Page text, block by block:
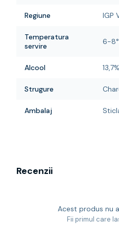
Regiune IGP
Temperatura
servire
6-
Alcool 13,7%
Strugure
Ambalaj
Recenzii
Acest produs nu
Fii primul care